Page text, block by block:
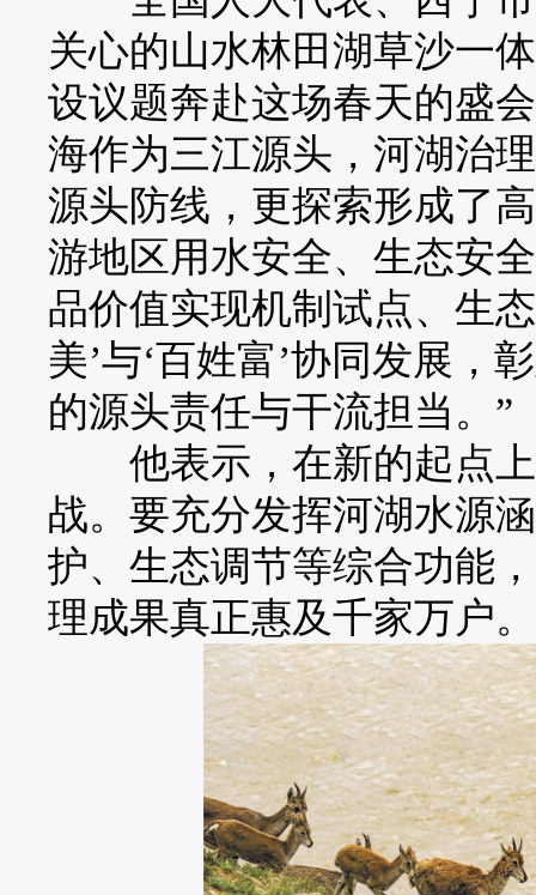
关心的山水林田湖草沙一
设议题奔赴这场春天的盛
海作为三江源头，河湖治
源头防线，更探索形成了
游地区用水安全、生态安
品价值实现机制试点、生
美’与‘百姓富’协同发展，
的源头责任与干流担当。”
他表示，在新的起点上
战。要充分发挥河湖水源
护、生态调节等综合功能
理成果真正惠及千家万户。